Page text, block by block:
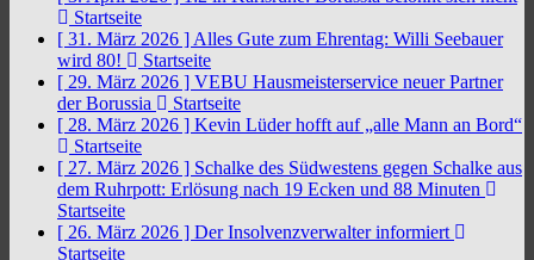
Startseite
[ 31. März 2026 ] Alles Gute zum Ehrentag: Willi Seebauer
wird 80!
Startseite
[ 29. März 2026 ] VEBU Hausmeisterservice neuer Partner
der Borussia
Startseite
[ 28. März 2026 ] Kevin Lüder hofft auf „alle Mann an Bord“
Startseite
[ 27. März 2026 ] Schalke des Südwestens gegen Schalke aus
dem Ruhrpott: Erlösung nach 19 Ecken und 88 Minuten
Startseite
[ 26. März 2026 ] Der Insolvenzverwalter informiert
Startseite